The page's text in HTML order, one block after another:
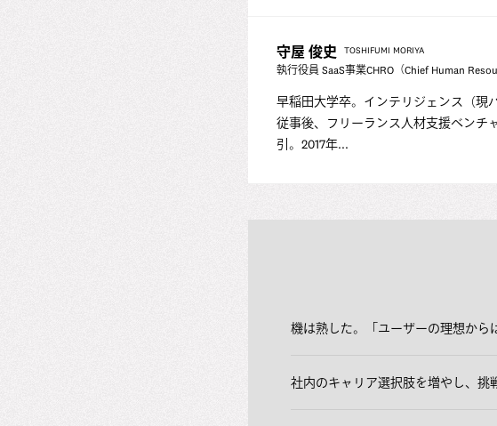
守屋 俊史 TOSHIFUMI MORIYA
執行役員 SaaS事業CHRO（Chief Human
早稲田大学卒。インテリジェンス（現
従事後、フリーランス人材支援ベンチ
引。2017年...
機は熟した。「ユーザーの理想から
社内のキャリア選択肢を増やし、挑